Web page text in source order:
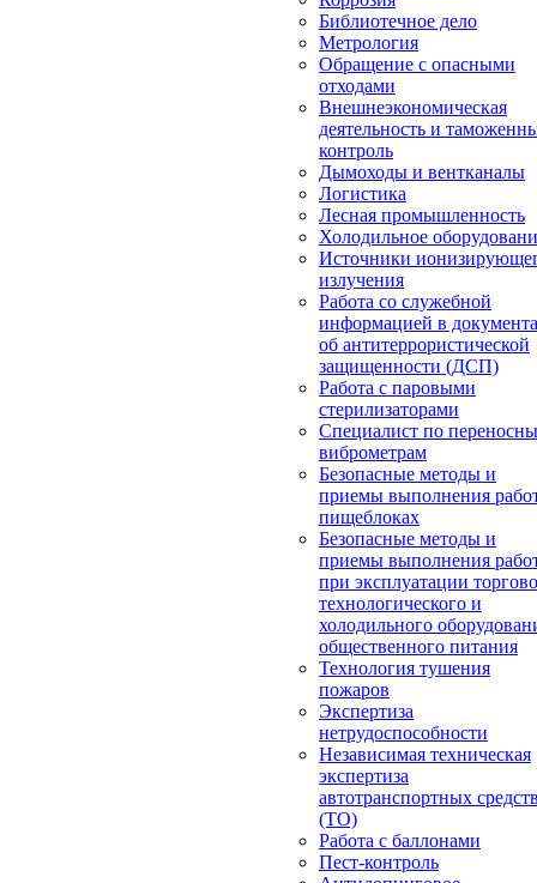
Библиотечное дело
Метрология
Обращение с опасными
отходами
Внешнеэкономическая
деятельность и
контроль
Дымоходы и вентканалы
Логистика
Лесная промышленность
Холодильное
Источники
излучения
Работа со служебной
информацией в
об антитеррористической
защищенности (ДСП)
Работа с паровыми
стерилизаторами
Специалист по
виброметрам
Безопасные методы и
приемы выполнения
пищеблоках
Безопасные методы и
приемы выполнения
при эксплуатации
технологического и
холодильного
общественного питания
Технология тушения
пожаров
Экспертиза
нетрудоспособности
Независимая техническая
экспертиза
автотранспортных
(ТО)
Работа с баллонами
Пест-контроль